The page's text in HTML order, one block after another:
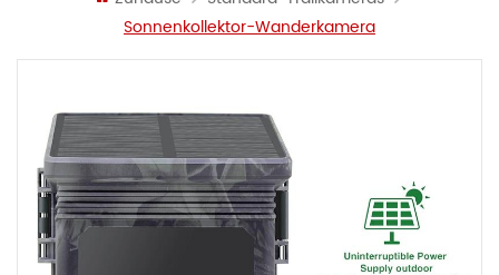
Sonnenkollektor-Wanderkamera